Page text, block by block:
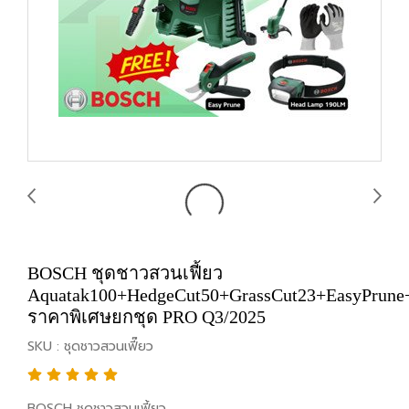
BOSCH ชุดชาวสวนเฟี้ยว
ราคาพิเศษยกชุด PRO Q3/2025
SKU : ชุดชาวสวนเฟี๊ยว